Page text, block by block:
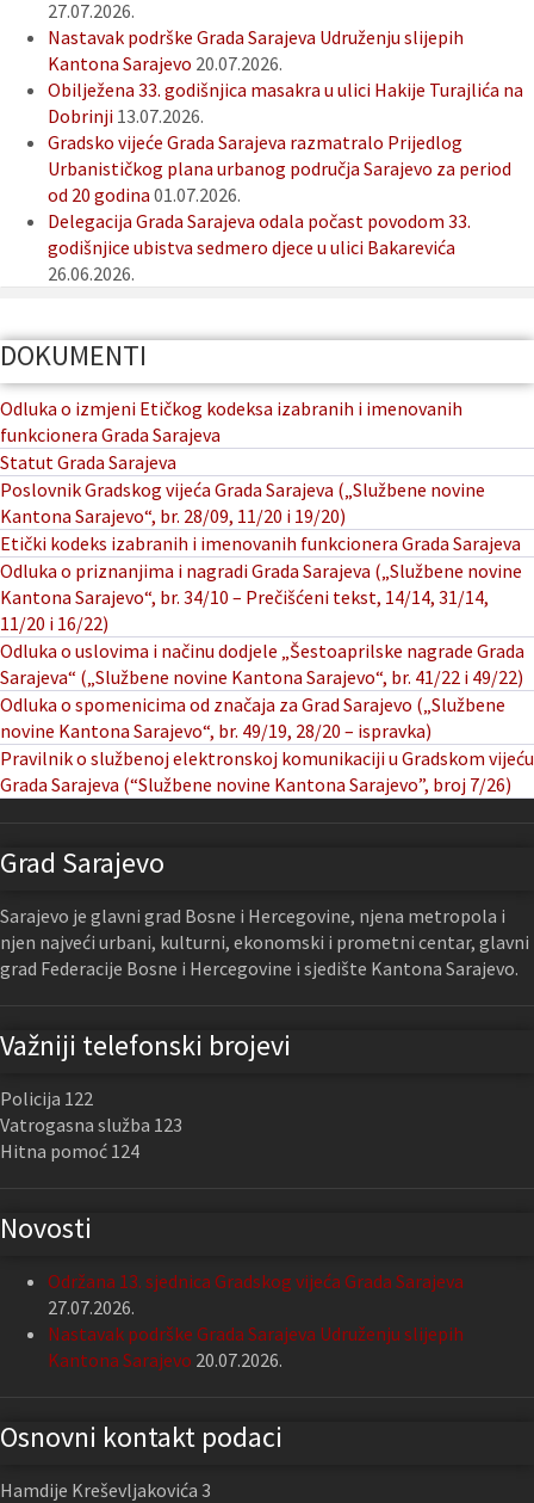
27.07.2026.
Nastavak podrške Grada Sarajeva Udruženju slijepih
Kantona Sarajevo 20.07.2026.
Obilježena 33. godišnjica masakra u ulici Hakije Turajlića na
Dobrinji 13.07.2026.
Gradsko vijeće Grada Sarajeva razmatralo Prijedlog
Urbanističkog plana urbanog područja Sarajevo za period
od 20 godina 01.07.2026.
Delegacija Grada Sarajeva odala počast povodom 33.
godišnjice ubistva sedmero djece u ulici Bakarevića
26.06.2026.
DOKUMENTI
Odluka o izmjeni Etičkog kodeksa izabranih i imenovanih
funkcionera Grada Sarajeva
Statut Grada Sarajeva
Poslovnik Gradskog vijeća Grada Sarajeva („Službene novine
Kantona Sarajevo“, br. 28/09, 11/20 i 19/20)
Etički kodeks izabranih i imenovanih funkcionera Grada Sarajeva
Odluka o priznanjima i nagradi Grada Sarajeva („Službene novine
Kantona Sarajevo“, br. 34/10 – Prečišćeni tekst, 14/14, 31/14,
11/20 i 16/22)
Odluka o uslovima i načinu dodjele „Šestoaprilske nagrade Grada
Sarajeva“ („Službene novine Kantona Sarajevo“, br. 41/22 i 49/22)
Odluka o spomenicima od značaja za Grad Sarajevo („Službene
novine Kantona Sarajevo“, br. 49/19, 28/20 – ispravka)
Pravilnik o službenoj elektronskoj komunikaciji u Gradskom vijeću
Grada Sarajeva (“Službene novine Kantona Sarajevo”, broj 7/26)
Grad Sarajevo
Sarajevo je glavni grad Bosne i Hercegovine, njena metropola i
njen najveći urbani, kulturni, ekonomski i prometni centar, glavni
grad Federacije Bosne i Hercegovine i sjedište Kantona Sarajevo.
Važniji telefonski brojevi
Policija 122
Vatrogasna služba 123
Hitna pomoć 124
Novosti
Održana 13. sjednica Gradskog vijeća Grada Sarajeva
27.07.2026.
Nastavak podrške Grada Sarajeva Udruženju slijepih
Kantona Sarajevo 20.07.2026.
Osnovni kontakt podaci
Hamdije Kreševljakovića 3